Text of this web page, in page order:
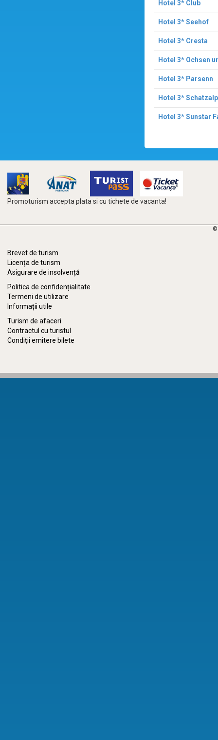
Hotel 3* Club
Hotel 3* Seehof
Hotel 3* Cresta
Hotel 3* Ochsen
Hotel 3* Parsenn
Hotel 3* Schatzalp
Hotel 3* Sunstar
Promoturism accepta plata si cu tichete de vacanta!
©
Brevet de turism
Licența de turism
Asigurare de insolvență
Politica de confidențialitate
Termeni de utilizare
Informații utile
Turism de afaceri
Contractul cu turistul
Condiții emitere bilete